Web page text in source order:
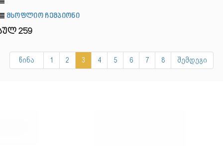
მსოფლიო ჩემპიონი
259
წინა 1 2 3 4 5 6 7 8 შემდეგი